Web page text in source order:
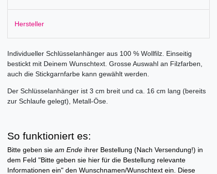
Hersteller
Individueller Schlüsselanhänger aus 100 % Wollfilz. Einseitig
bestickt mit Deinem Wunschtext. Grosse Auswahl an Filzfarben,
auch die Stickgarnfarbe kann gewählt werden.
Der Schlüsselanhänger ist 3 cm breit und ca. 16 cm lang (bereits
zur Schlaufe gelegt), Metall-Öse.
So funktioniert es:
Bitte geben sie am Ende ihrer Bestellung (Nach Versendung!) in
dem Feld "Bitte geben sie hier für die Bestellung relevante
Informationen ein" den Wunschnamen/Wunschtext ein. Diese